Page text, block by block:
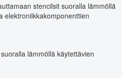
stencilsit suoralla lämmöllä
elektroniikkakomponenttien
lämmöllä käytettävien